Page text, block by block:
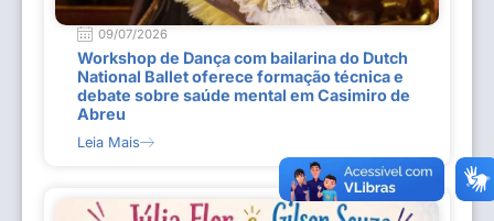
09/07/2026
Workshop de Dança com bailarina do Dutch
National Ballet oferece formação técnica e
debate sobre saúde mental em Casimiro de
Abreu
Leia Mais